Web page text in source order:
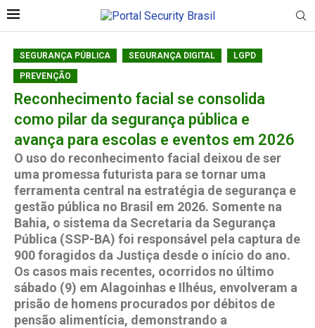
SEGURANÇA PÚBLICA SEGURANÇA DIGITAL LGPD
PREVENÇÃO
Reconhecimento facial se consolida
como pilar da segurança pública e
avança para escolas e eventos em 2026
O uso do reconhecimento facial deixou de ser
uma promessa futurista para se tornar uma
ferramenta central na estratégia de segurança e
gestão pública no Brasil em 2026. Somente na
Bahia, o sistema da Secretaria da Segurança
Pública (SSP-BA) foi responsável pela captura de
900 foragidos da Justiça desde o início do ano.
Os casos mais recentes, ocorridos no último
sábado (9) em Alagoinhas e Ilhéus, envolveram a
prisão de homens procurados por débitos de
pensão alimentícia, demonstrando a